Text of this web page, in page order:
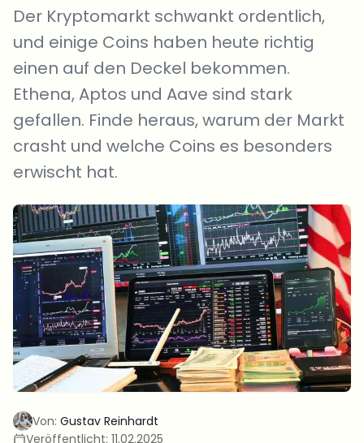
Der Kryptomarkt schwankt ordentlich,
und einige Coins haben heute richtig
einen auf den Deckel bekommen.
Ethena, Aptos und Aave sind stark
gefallen. Finde heraus, warum der Markt
crasht und welche Coins es besonders
erwischt hat.
Von: Gustav Reinhardt
Veröffentlicht: 11.02.2025